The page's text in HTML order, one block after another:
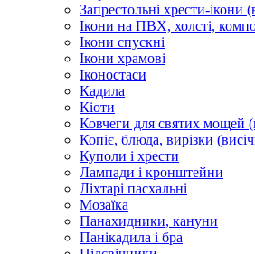
Запрестольні хрести-ікони
Ікони на ПВХ, холсті,
Ікони спускні
Ікони храмові
Іконостаси
Кадила
Кіоти
Ковчеги для святих мощей
Копіє, блюда, вирізки
Куполи і хрести
Лампади і кронштейни
Ліхтарі пасхальні
Мозаїка
Панахидники, кануни
Панікадила і бра